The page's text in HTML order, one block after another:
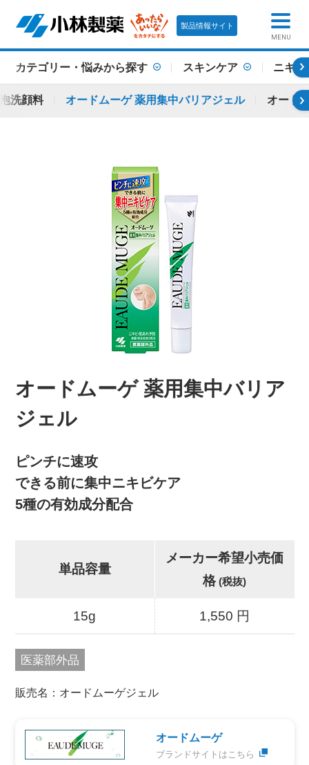
製品情報サイト
MENU
カテゴリー・悩みから探す スキンケア ニキビ
洗顔料 オードムーゲ 薬用集中バリアジェル オード
オードムーゲ 薬用集中バリア
ジェル
ピンチに速攻
できる前に集中ニキビケア
5種の有効成分配合
単品容量
メーカー希望小売価
格(税抜)
15g 1,550 円
医薬部外品
販売名：オードムーゲジェル
オードムーゲ
ブランドサイトはこちら